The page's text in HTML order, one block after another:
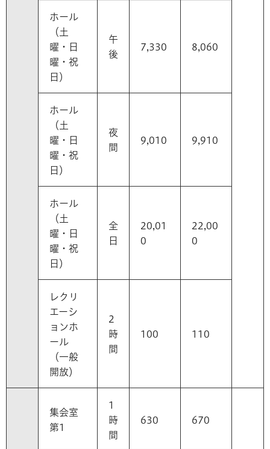
ホール
（土
曜・日
曜・祝
日）
午
後
7,330 8,060
ホール
（土
曜・日
曜・祝
日）
夜
間
9,010 9,910
ホール
（土
曜・日
曜・祝
日）
全
日
20,01
0
22,00
0
レクリ
エーシ
ョンホ
ール
（一般
開放）
2
時
間
100 110
集会室
第1
1
時
間
630 670